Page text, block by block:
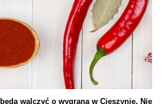
walczyć o wygraną w Cieszynie. Nie